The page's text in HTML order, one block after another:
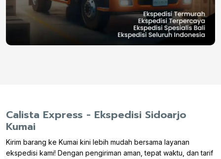
Calista Express - Ekspedisi Sidoarjo
Kumai
Kirim barang ke Kumai kini lebih mudah bersama layanan
ekspedisi kami! Dengan pengiriman aman, tepat waktu, dan tarif